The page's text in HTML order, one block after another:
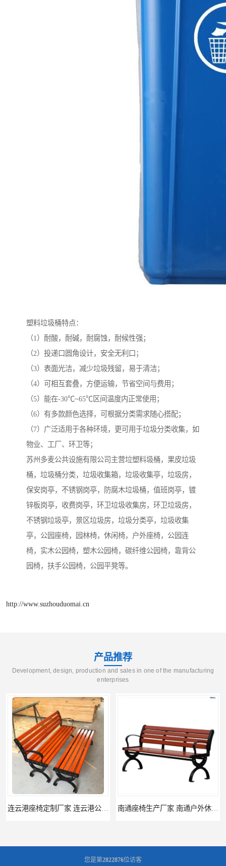
塑料垃圾桶特点：
（1）耐酸，耐碱，耐腐蚀，耐候性强；
（2）投递口圆角设计，安全无利口；
（3）表面光洁，减少垃圾残留，易于清洁；
（4）可相互套叠，方便运输，节省空间与费用；
（5）能在-30℃~65℃区间温度内正常使用；
（6）有多款颜色选择，可根据分类需求随心搭配；
（7）广泛适用于各种环境，更可用于垃圾分类收集，如
物业、工厂、环卫等；
苏州多麦公共设施有限公司主营垃塑料圾桶，果皮垃圾
桶，垃圾桶分类，垃圾收集箱，垃圾收集亭，垃圾房，
保安岗亭，不锈钢岗亭，防腐木垃圾桶，值班岗亭，镀
锌板岗亭，收费岗亭，环卫垃圾收集房，环卫垃圾房，
不锈钢垃圾亭，景区垃圾房，垃圾分类亭，垃圾收集
亭，公园座椅，园林椅，休闲椅，户外座椅，公园连
椅，实木公园椅，塑木公园椅，碳纤维公园椅，靠背公
园椅，扶手公园椅，公园平凳等。
http://www.suzhouduomai.cn
产品推荐
Development, design, production and sales in one of the manufacturing
enterprises
您是第2822876位访客